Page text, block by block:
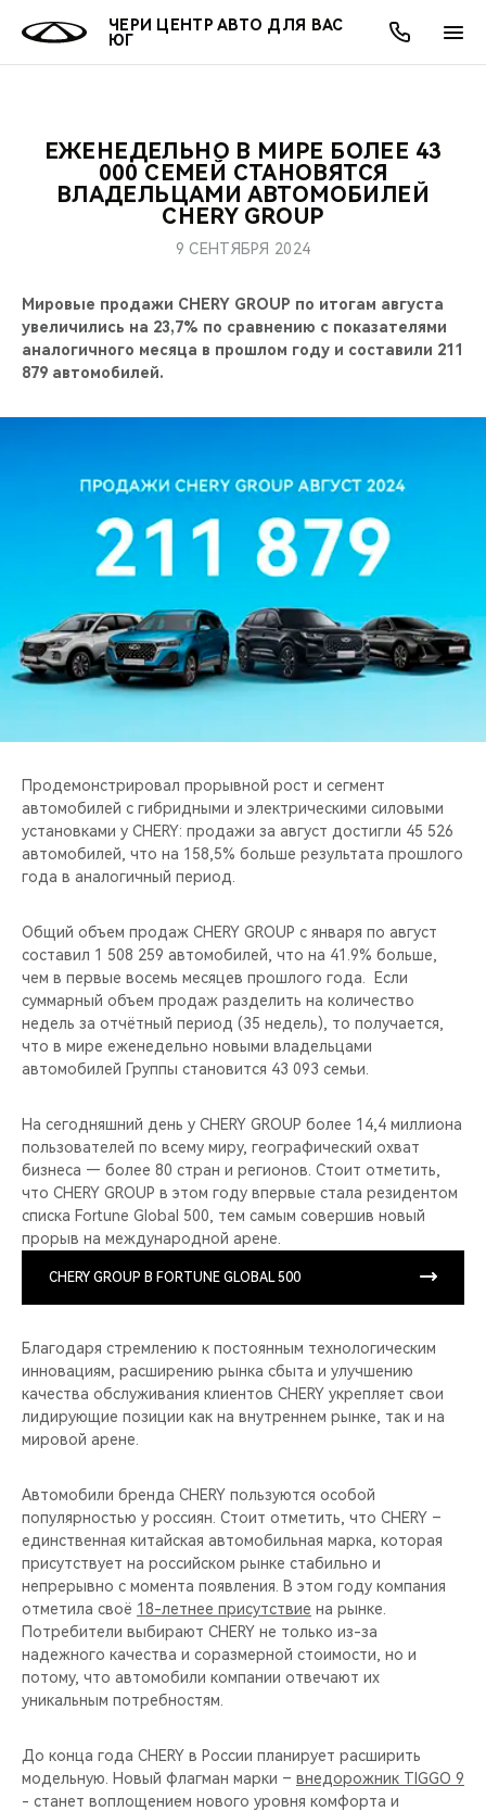
ЧЕРИ ЦЕНТР АВТО ДЛЯ ВАС
ЮГ
МОДЕЛИ
СЕДАНЫ
НОВИНКИ
ПОКУПАТЕЛЯМ
ВЛАДЕЛЬЦАМ
ПОДДЕРЖКА
CHERY CONNECT
МИР CHERY
CHERY В СОЦСЕТЯХ
ЛЮДИ CHERY
CHERY REMOTE
CHERY И СПОРТ
ВИДЕООБЗОРЫ
АКЦИИ
ОНЛАЙН СЕРВИСЫ
О КОМПАНИИ
ЕЖЕНЕДЕЛЬНО В МИРЕ БОЛЕЕ 43
000 СЕМЕЙ СТАНОВЯТСЯ
ВЛАДЕЛЬЦАМИ АВТОМОБИЛЕЙ
CHERY GROUP
9 СЕНТЯБРЯ 2024
Мировые продажи CHERY GROUP по итогам августа
увеличились на 23,7% по сравнению с показателями
аналогичного месяца в прошлом году и составили 211
879 автомобилей.
Продемонстрировал прорывной рост и сегмент
автомобилей с гибридными и электрическими силовыми
установками у CHERY: продажи за август достигли 45 526
автомобилей, что на 158,5% больше результата прошлого
года в аналогичный период.
Общий объем продаж CHERY GROUP с января по август
составил 1 508 259 автомобилей, что на 41.9% больше,
чем в первые восемь месяцев прошлого года. Если
суммарный объем продаж разделить на количество
недель за отчётный период (35 недель), то получается,
что в мире еженедельно новыми владельцами
автомобилей Группы становится 43 093 семьи.
На сегодняшний день у CHERY GROUP более 14,4 миллиона
пользователей по всему миру, географический охват
бизнеса — более 80 стран и регионов. Стоит отметить,
что CHERY GROUP в этом году впервые стала резидентом
списка Fortune Global 500, тем самым совершив новый
прорыв на международной арене.
CHERY GROUP В FORTUNE GLOBAL 500
Благодаря стремлению к постоянным технологическим
инновациям, расширению рынка сбыта и улучшению
качества обслуживания клиентов CHERY укрепляет свои
лидирующие позиции как на внутреннем рынке, так и на
мировой арене.
Автомобили бренда CHERY пользуются особой
популярностью у россиян. Стоит отметить, что CHERY –
единственная китайская автомобильная марка, которая
присутствует на российском рынке стабильно и
непрерывно с момента появления. В этом году компания
отметила своё 18-летнее присутствие на рынке.
Потребители выбирают CHERY не только из-за
надежного качества и соразмерной стоимости, но и
потому, что автомобили компании отвечают их
уникальным потребностям.
До конца года CHERY в России планирует расширить
модельную. Новый флагман марки – внедорожник TIGGO 9
- станет воплощением нового уровня комфорта и